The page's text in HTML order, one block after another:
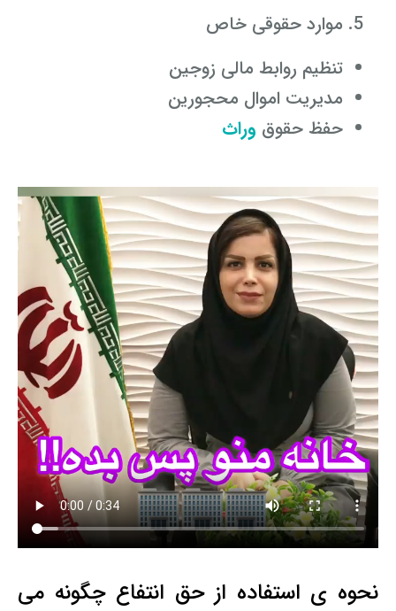
موارد حقوقی خاص
تنظیم روابط مالی زوجین
مدیریت اموال محجورین
حفظ حقوق وراث
نحوه ی استفاده از حق انتفاع چگونه می